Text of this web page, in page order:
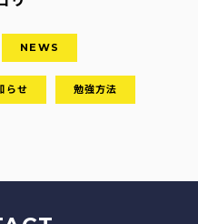
NEWS
らせ 勉強方法